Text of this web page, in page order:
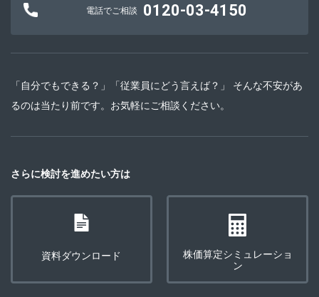
電話でご相談 0120-03-4150
「自分でもできる？」「従業員にどう言えば？」 そんな不安があ
るのは当たり前です。お気軽にご相談ください。
さらに検討を進めたい方は
資料ダウンロード
株価算定シミュレーショ
ン